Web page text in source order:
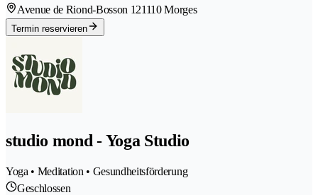
Avenue de Riond-Bosson 121110 Morges
Termin reservieren
studio mond - Yoga Studio
Yoga • Meditation • Gesundheitsförderung
Geschlossen